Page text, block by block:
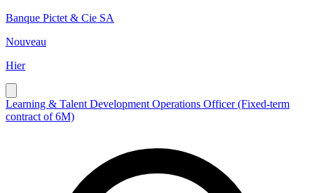
Banque Pictet & Cie SA
Nouveau
Hier
Learning & Talent Development Operations Officer (Fixed-term
contract of 6M)